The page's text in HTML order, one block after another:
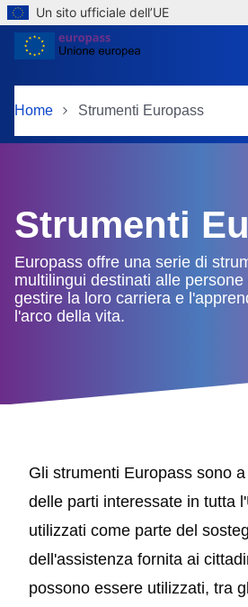
Skip to main content
Un sito ufficiale dell’UE
Home Strumenti Europass
Strumenti
Europass offre una serie di
multilingui destinati alle
gestire la loro carriera e
l'arco della vita.
Gli strumenti Europass sono
delle parti interessate in tutta
utilizzati come parte del
dell'assistenza fornita ai
possono essere utilizzati, tra